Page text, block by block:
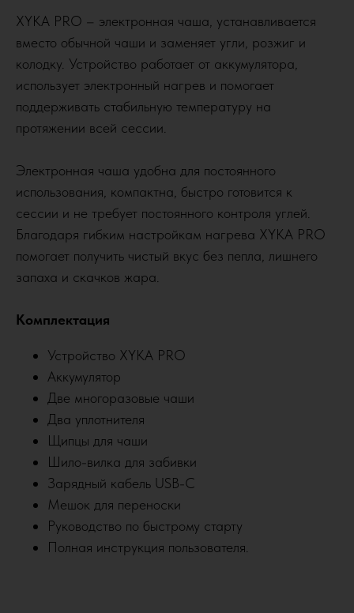
XYKA PRO – электронная чаша, устанавливается
вместо обычной чаши и заменяет угли, розжиг и
колодку. Устройство работает от аккумулятора,
использует электронный нагрев и помогает
поддерживать стабильную температуру на
протяжении всей сессии.
Электронная чаша удобна для постоянного
использования, компактна, быстро готовится к
сессии и не требует постоянного контроля углей.
Благодаря гибким настройкам нагрева XYKA PRO
помогает получить чистый вкус без пепла, лишнего
запаха и скачков жара.
Комплектация
Устройство XYKA PRO
Аккумулятор
Две многоразовые чаши
Два уплотнителя
Щипцы для чаши
Шило-вилка для забивки
Зарядный кабель USB-C
Мешок для переноски
Руководство по быстрому старту
Полная инструкция пользователя.